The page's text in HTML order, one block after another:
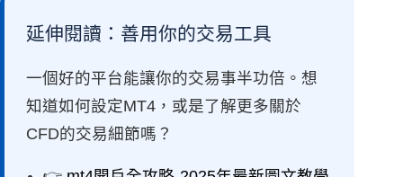
延伸閱讀：善用你的交易工具
一個好的平台能讓你的交易事半功倍。想
知道如何設定MT4，或是了解更多關於
CFD的交易細節嗎？